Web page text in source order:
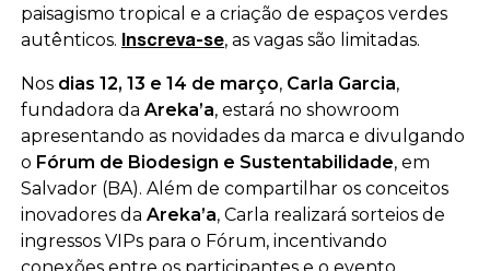
paisagismo tropical e a criação de espaços verdes
autênticos. Inscreva-se, as vagas são limitadas.
Nos dias 12, 13 e 14 de março, Carla Garcia,
fundadora da Areka’a, estará no showroom
apresentando as novidades da marca e divulgando
o Fórum de Biodesign e Sustentabilidade, em
Salvador (BA). Além de compartilhar os conceitos
inovadores da Areka’a, Carla realizará sorteios de
ingressos VIPs para o Fórum, incentivando